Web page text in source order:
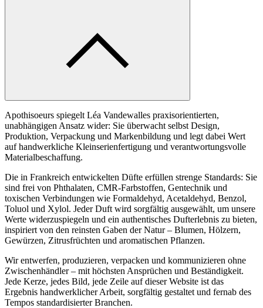
Apothisoeurs spiegelt Léa Vandewalles praxisorientierten,
unabhängigen Ansatz wider: Sie überwacht selbst Design,
Produktion, Verpackung und Markenbildung und legt dabei Wert
auf handwerkliche Kleinserienfertigung und verantwortungsvolle
Materialbeschaffung.
Die in Frankreich entwickelten Düfte erfüllen strenge Standards: Sie
sind frei von Phthalaten, CMR-Farbstoffen, Gentechnik und
toxischen Verbindungen wie Formaldehyd, Acetaldehyd, Benzol,
Toluol und Xylol. Jeder Duft wird sorgfältig ausgewählt, um unsere
Werte widerzuspiegeln und ein authentisches Dufterlebnis zu bieten,
inspiriert von den reinsten Gaben der Natur – Blumen, Hölzern,
Gewürzen, Zitrusfrüchten und aromatischen Pflanzen.
Wir entwerfen, produzieren, verpacken und kommunizieren ohne
Zwischenhändler – mit höchsten Ansprüchen und Beständigkeit.
Jede Kerze, jedes Bild, jede Zeile auf dieser Website ist das
Ergebnis handwerklicher Arbeit, sorgfältig gestaltet und fernab des
Tempos standardisierter Branchen.